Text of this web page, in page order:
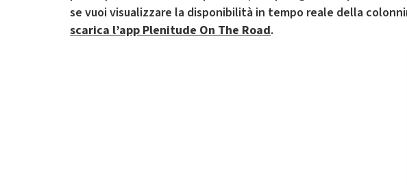
se vuoi visualizzare la disponibilità in tempo reale della
scarica l’app Plenitude On The Road.
Il servizio di mobilità